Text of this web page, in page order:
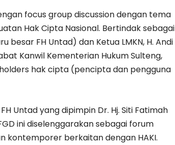
focus group discussion dengan tema
Hak Cipta Nasional. Bertindak sebagai
besar FH Untad) dan Ketua LMKN, H. Andi
Kanwil Kementerian Hukum Sulteng,
hak cipta (pencipta dan pengguna
Untad yang dipimpin Dr. Hj. Siti Fatimah
ini diselenggarakan sebagai forum
kontemporer berkaitan dengan HAKI.